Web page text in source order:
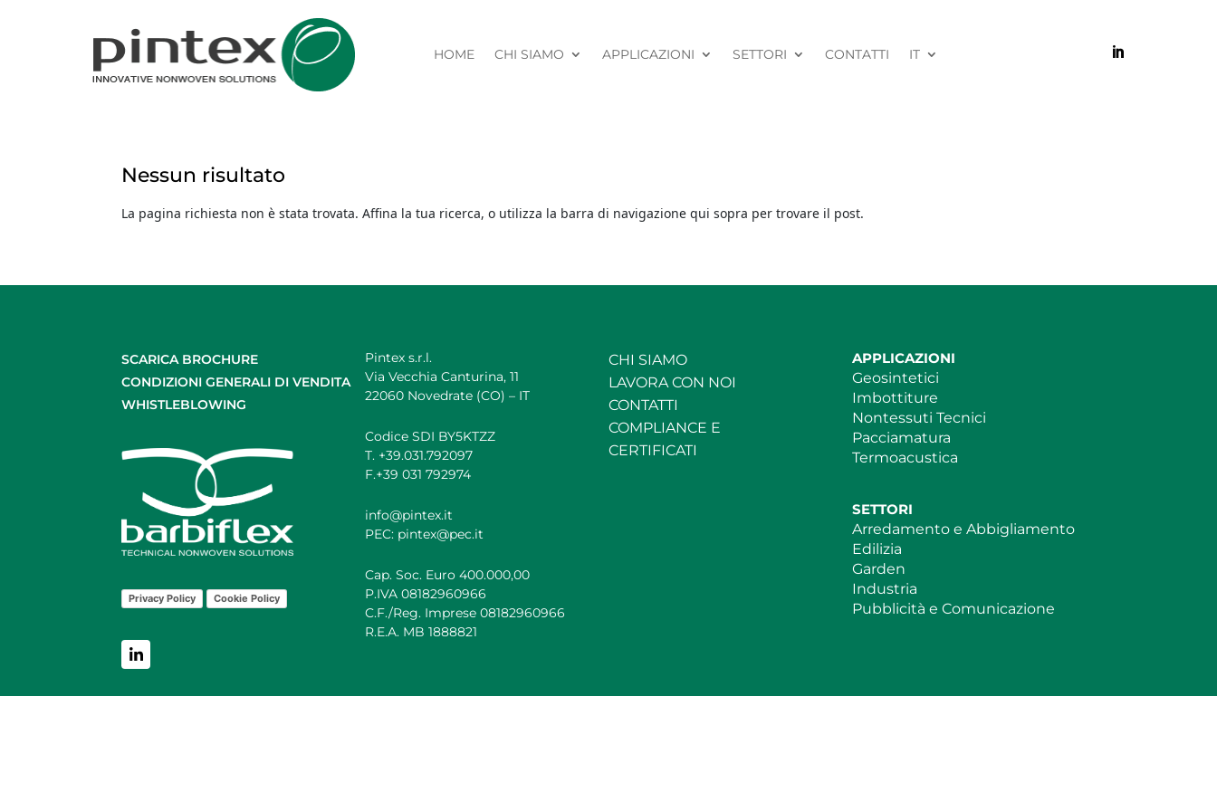
HOME CHI SIAMO APPLICAZIONI SETTORI CONTATTI IT 
Nessun risultato
La pagina richiesta non è stata trovata. Affina la tua ricerca, o utilizza la barra di navigazione qui sopra per trovare il post.
SCARICA BROCHURE
CONDIZIONI GENERALI DI VENDITA
WHISTLEBLOWING
Privacy Policy Cookie Policy
Pintex s.r.l.
Via Vecchia Canturina, 11
22060 Novedrate (CO) – IT
Codice SDI BY5KTZZ
T. +39.031.792097
F.+39 031 792974
info@pintex.it
PEC: pintex@pec.it
Cap. Soc. Euro 400.000,00
P.IVA 08182960966
C.F./Reg. Imprese 08182960966
R.E.A. MB 1888821
CHI SIAMO
LAVORA CON NOI
CONTATTI
COMPLIANCE E
CERTIFICATI
APPLICAZIONI
Geosintetici
Imbottiture
Nontessuti Tecnici
Pacciamatura
Termoacustica
SETTORI
Arredamento e Abbigliamento
Edilizia
Garden
Industria
Pubblicità e Comunicazione